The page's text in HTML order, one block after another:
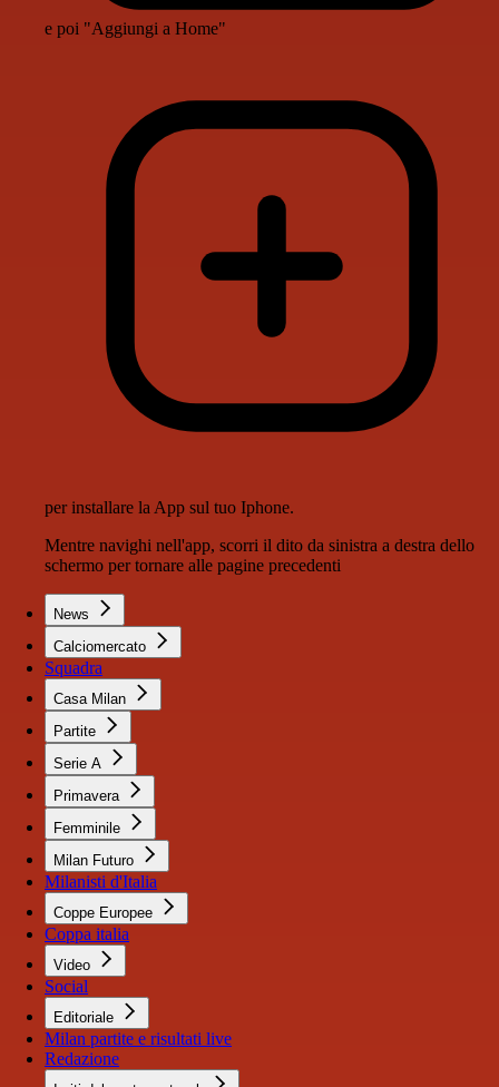
e poi "Aggiungi a Home"
per installare la App sul tuo Iphone.
Mentre navighi nell'app, scorri il dito da sinistra a destra dello
schermo per tornare alle pagine precedenti
News
Calciomercato
Squadra
Casa Milan
Partite
Serie A
Primavera
Femminile
Milan Futuro
Milanisti d'Italia
Coppe Europee
Coppa italia
Video
Social
Editoriale
Milan partite e risultati live
Redazione